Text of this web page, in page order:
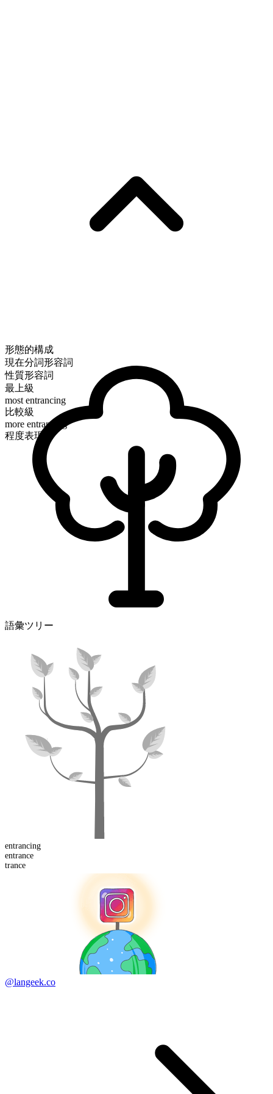
形態的構成
現在分詞形容詞
性質形容詞
最上級
most entrancing
比較級
more entrancing
程度表現可
語彙ツリー
entrancing
entrance
trance
@langeek.co